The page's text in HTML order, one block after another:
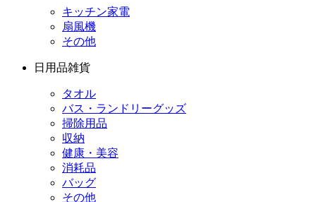
キッチン家電
扇風機
その他
日用品雑貨
タオル
バス・ランドリーグッズ
掃除用品
収納
健康・美容
消耗品
バッグ
その他